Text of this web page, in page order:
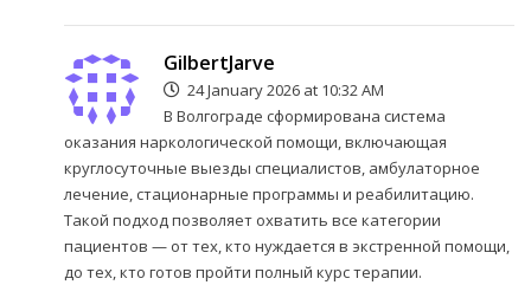
GilbertJarve
24 January 2026 at 10:32 AM
В Волгограде сформирована система
оказания наркологической помощи, включающая
круглосуточные выезды специалистов, амбулаторное
лечение, стационарные программы и реабилитацию.
Такой подход позволяет охватить все категории
пациентов — от тех, кто нуждается в экстренной помощи,
до тех, кто готов пройти полный курс терапии.